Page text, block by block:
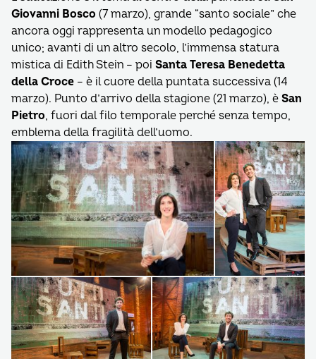
Giovanni Bosco (7 marzo), grande “santo sociale” che
ancora oggi rappresenta un modello pedagogico
unico; avanti di un altro secolo, l’immensa statura
mistica di Edith Stein – poi Santa Teresa Benedetta
della Croce – è il cuore della puntata successiva (14
marzo). Punto d’arrivo della stagione (21 marzo), è San
Pietro, fuori dal filo temporale perché senza tempo,
emblema della fragilità dell’uomo.